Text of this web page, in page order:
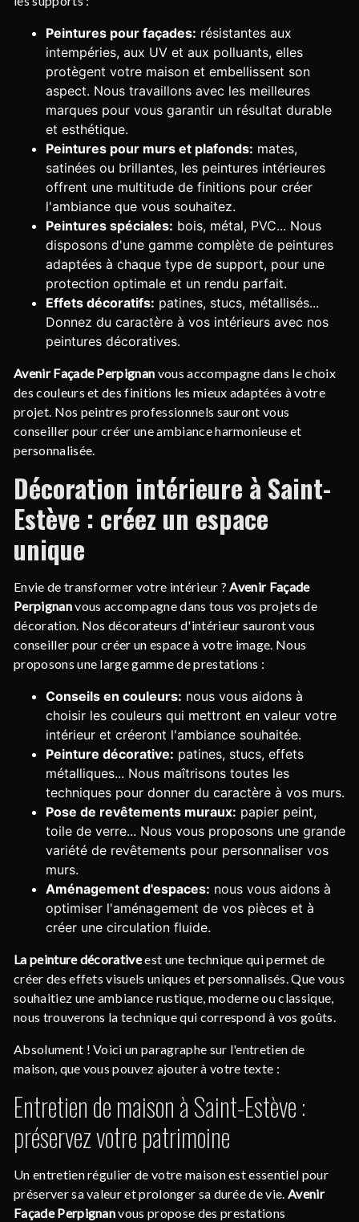
Peintures pour façades: résistantes aux
intempéries, aux UV et aux polluants, elles
protègent votre maison et embellissent son
aspect. Nous travaillons avec les meilleures
marques pour vous garantir un résultat durable
et esthétique.
Peintures pour murs et plafonds: mates,
satinées ou brillantes, les peintures intérieures
offrent une multitude de finitions pour créer
l'ambiance que vous souhaitez.
Peintures spéciales: bois, métal, PVC... Nous
disposons d'une gamme complète de peintures
adaptées à chaque type de support, pour une
protection optimale et un rendu parfait.
Effets décoratifs: patines, stucs, métallisés...
Donnez du caractère à vos intérieurs avec nos
peintures décoratives.
Avenir Façade Perpignan vous accompagne dans le choix
des couleurs et des finitions les mieux adaptées à votre
projet. Nos peintres professionnels sauront vous
conseiller pour créer une ambiance harmonieuse et
personnalisée.
Décoration intérieure à Saint-
Estève : créez un espace
unique
Envie de transformer votre intérieur ?Avenir Façade
Perpignanvous accompagne dans tous vos projets de
décoration. Nos décorateurs d'intérieur sauront vous
conseiller pour créer un espace à votre image. Nous
proposons une large gamme de prestations :
Conseils en couleurs: nous vous aidons à
choisir les couleurs qui mettront en valeur votre
intérieur et créeront l'ambiance souhaitée.
Peinture décorative: patines, stucs, effets
métalliques... Nous maîtrisons toutes les
techniques pour donner du caractère à vos murs.
Pose de revêtements muraux: papier peint,
toile de verre... Nous vous proposons une grande
variété de revêtements pour personnaliser vos
murs.
Aménagement d'espaces: nous vous aidons à
optimiser l'aménagement de vos pièces et à
créer une circulation fluide.
La peinture décorativeest une technique qui permet de
créer des effets visuels uniques et personnalisés. Que vous
souhaitiez une ambiance rustique, moderne ou classique,
nous trouverons la technique qui correspond à vos goûts.
Absolument ! Voici un paragraphe sur l'entretien de
maison, que vous pouvez ajouter à votre texte :
Entretien de maison à Saint-Estève :
préservez votre patrimoine
Un entretien régulier de votre maison est essentiel pour
préserver sa valeur et prolonger sa durée de vie.Avenir
Façade Perpignanvous propose des prestations